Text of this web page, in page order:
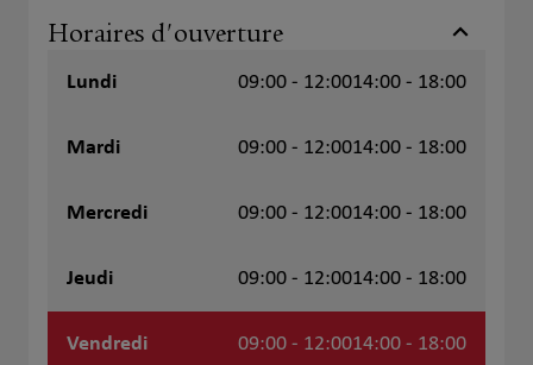
Horaires d'ouverture
Lundi 09:00 - 12:0014:00 - 18:00
Mardi 09:00 - 12:0014:00 - 18:00
Mercredi 09:00 - 12:0014:00 - 18:00
Jeudi 09:00 - 12:0014:00 - 18:00
Vendredi 09:00 - 12:0014:00 - 18:00